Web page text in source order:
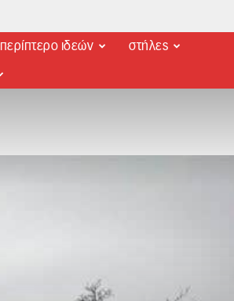
περίπτερο ιδεών στήλες